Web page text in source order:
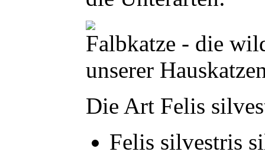
Falbkatze - die
unserer
Die Art Felis
Felis silvestris